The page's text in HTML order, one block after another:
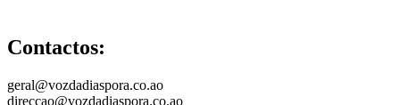
Contactos:
geral@vozdadiaspora.co.ao
direccao@vozdadiaspora.co.ao